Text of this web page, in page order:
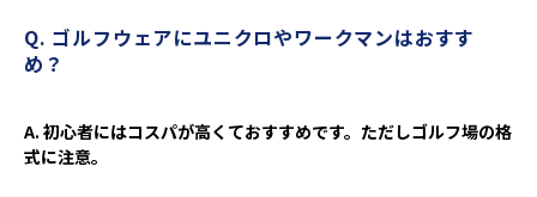
Q. ゴルフウェアにユニクロやワークマンはおすす
め？
A. 初心者にはコスパが高くておすすめです。ただしゴルフ場の格
式に注意。